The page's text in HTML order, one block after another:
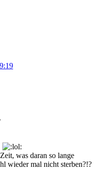
was daran so lange
wieder mal nicht sterben?!?